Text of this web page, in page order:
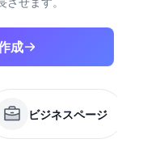
成
ビジネスページ